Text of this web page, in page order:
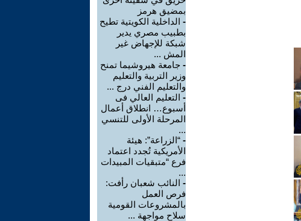
بمضيق هرمز
- الداخلية الكويتية تطيح
بطبيب مصري يدير
شبكة للإجهاض غير
المش ...
- جامعة هيروشيما تمنح
وزير التربية والتعليم
والتعليم الفني درج ...
- التعليم العالي فى
أسبوع… انطلاق أعمال
المرحلة الأولى للتنسي
...
- “الزراعة”: هيئة
الأمريكية تُجدد اعتماد
فرع “متبقيات المبيدات
...
- النائب شعبان رأفت:
فرص العمل
بالمشروعات القومية
سلاح مواجهة ...